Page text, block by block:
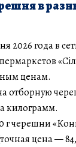
в
2026 года в
ценам.
отборную
килограмм.
г черешни
цена —